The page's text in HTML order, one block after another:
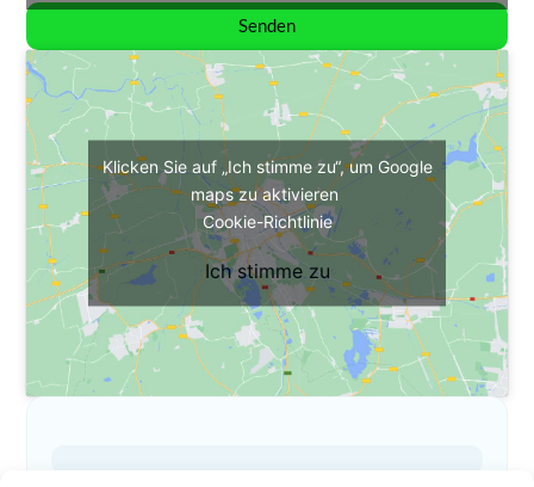
Senden
Klicken Sie auf „Ich stimme zu“, um Google
maps zu aktivieren
Cookie-Richtlinie
Ich stimme zu